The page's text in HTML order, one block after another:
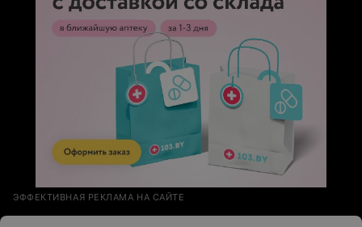
ЭФФЕКТИВНАЯ РЕКЛАМА НА САЙТЕ